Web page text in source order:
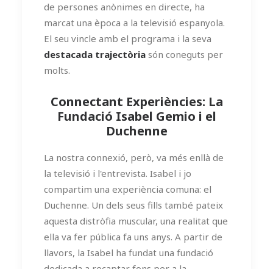
de persones anònimes en directe, ha
marcat una època a la televisió espanyola.
El seu vincle amb el programa i la seva
destacada trajectòria són coneguts per
molts.
Connectant Experiències: La
Fundació Isabel Gemio i el
Duchenne
La nostra connexió, però, va més enllà de
la televisió i l'entrevista. Isabel i jo
compartim una experiència comuna: el
Duchenne. Un dels seus fills també pateix
aquesta distròfia muscular, una realitat que
ella va fer pública fa uns anys. A partir de
llavors, la Isabel ha fundat una fundació